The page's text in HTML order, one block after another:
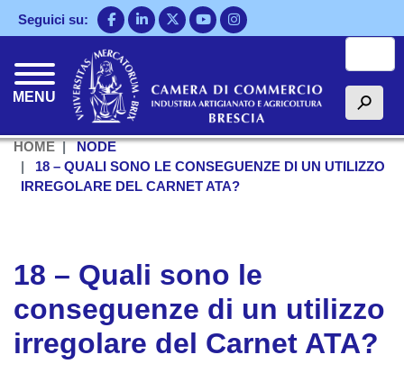
Salta
al
Seguici su:
MENU h
HOME
NODE
18 – QUALI SONO LE CONSEGUENZE DI UN UTILIZZO
IRREGOLARE DEL CARNET ATA?
18 – Quali sono le
conseguenze di un utilizzo
irregolare del Carnet ATA?